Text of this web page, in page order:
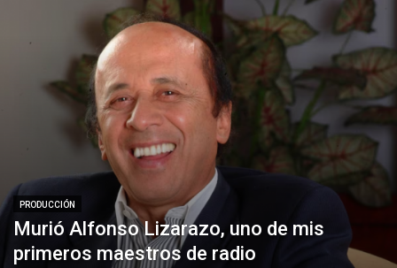
PRODUCCIÓN
Murió Alfonso Lizarazo, uno de mis
primeros maestros de radio